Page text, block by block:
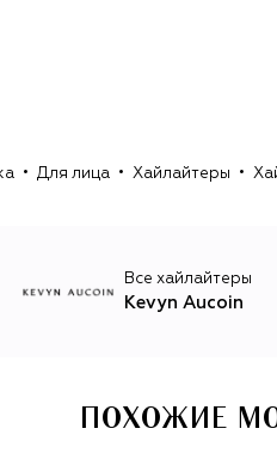
внутренние
Для лица Хайлайтеры
Все хайлайтеры
Kevyn Aucoin
ПОХОЖИЕ